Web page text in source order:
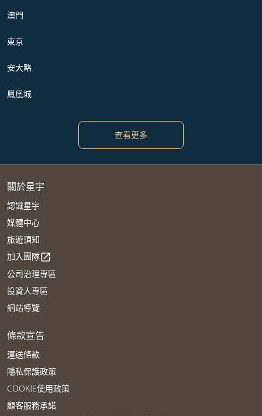
澳門
東京
安大略
鳳凰城
查看更多
關於星宇
認識星宇
媒體中心
旅遊須知
加入團隊open_in_new
公司治理專區
投資人專區
網站導覽
條款宣告
運送條款
隱私保護政策
COOKIE使用政策
顧客服務承諾